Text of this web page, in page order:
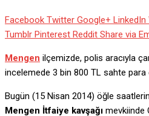
Facebook Twitter Google+ LinkedIn
Tumblr Pinterest Reddit Share via
Mengen ilçemizde, polis aracıyla
incelemede 3 bin 800 TL sahte para
Bugün (15 Nisan 2014) öğle
Mengen İtfaiye kavşağı mevkiinde